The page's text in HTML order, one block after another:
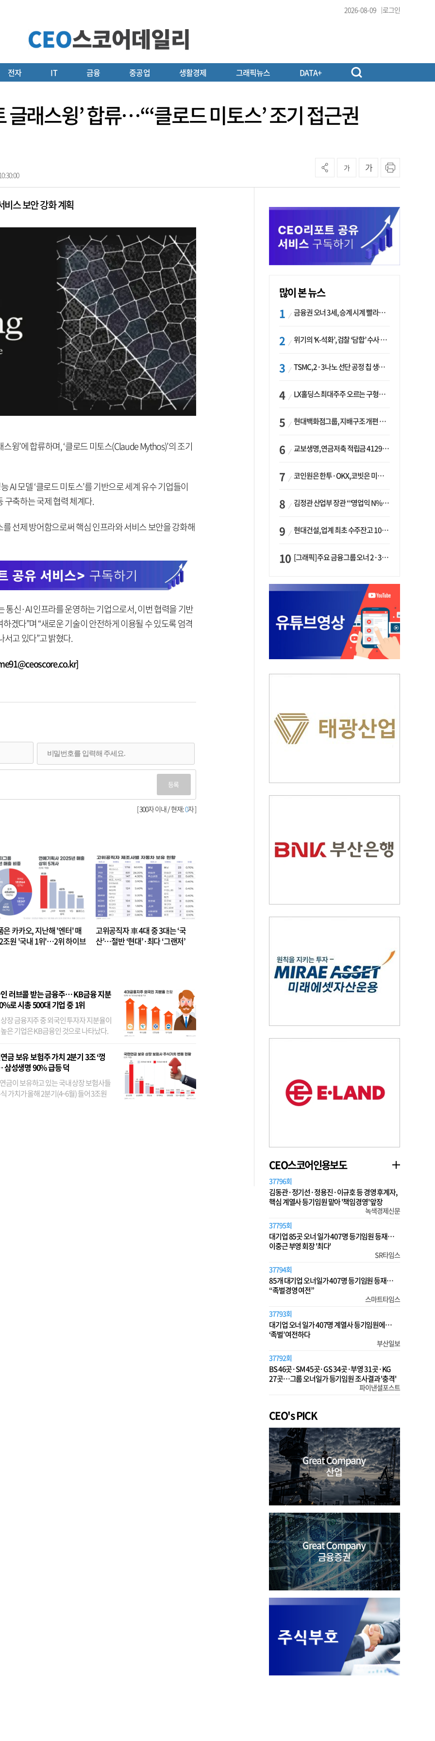
2026-08-09 로그인
전자 IT 금융 중공업 생활경제 그래픽뉴스 DATA+
글래스윙’ 합류…“‘클로드 미토스’ 조기 접근권
가 가
비스 보안 강화 계획
윙’에 합류하며, ‘클로드 미토스(Claude Mythos)’의 조기
AI 모델 ‘클로드 미토스’를 기반으로 세계 유수 기업들이
구축하는 국제 협력 체계다.
선제 방어함으로써 핵심 인프라와 서비스 보안을 강화해
통신·AI 인프라를 운영하는 기업으로서, 이번 협력을 기반
겠다”며 “새로운 기술이 안전하게 이용될 수 있도록 엄격
서고 있다”고 밝혔다.
등록
[ 300자 이내 / 현재:0자 ]
은 카카오, 지난해 '엔터' 매
조원 '국내 1위'…2위 하이브
고위공직자 車 4대 중 3대는 ‘국
산’…절반 ‘현대’·최다 ‘그랜저’
러브콜 받는 금융주… KB금융 지분
로 시총 500대 기업 중 1위
장 금융지주 중 외국인 투자자 지분율이
은 기업은 KB금융인 것으로 나타났다.
다. 특히 KB금융은 지난달 말 기준 해외
자자 지분율이...
금 보유 보험주 가치 2분기 3조 ‘껑
삼성생명 90% 급등 덕
금이 보유하고 있는 국내 상장 보험사들
가치가 올해 2분기(4~6월) 들어 3조원
많이 본 뉴스
금융권 오너 3세, 승계 시계 빨라지나…한국투자 ‘속도’·미래에셋·메리츠는 ‘거리두기’
위기의 ‘K-석화’, 검찰 ‘담합’ 수사 착수…“LG·한화·롯데 등 7개 업체, 8개 제품 가격 담합”
TSMC, 2·3나노 선단 공정 칩 생산 가속화…삼성, 파운드리 확장 변수 맞나
LX홀딩스 최대주주 오르는 구형모 사장…계열사 실적 개선 ‘과제’
현대백화점그룹, 지배구조 개편 작업…지주사 행위제한 요건 해소
교보생명, 연금저축 적립금 4129억 증가 ‘1위’…KB라이프는 최대 감소율
코인원은 한투·OKX, 코빗은 미래에셋…중소 거래소 ‘금융 동맹’ 승부수
김정관 산업부 장관 “‘영업익 N% 성과급’ 지급 반대…주주·투자자 이익 반해”
현대건설, 업계 최초 수주잔고 100조 돌파…하반기 ‘원전’ 수주 드라이브
[그래픽] 주요 금융그룹 오너 2·3세 현황
CEO스코어인용보도
37796회
김동관·정기선·정용진·이규호 등 경영 후계자,
핵심 계열사 등기임원 맡아 '책임경영' 앞장
녹색경제신문
37795회
대기업 85곳 오너 일가 407명 등기임원 등재…
이중근 부영 회장 '최다'
SR타임스
37794회
85개 대기업 오너일가 407명 등기임원 등재…
“족벌경영 여전”
스마트타임스
37793회
대기업 오너 일가 407명 계열사 등기임원에…
‘족벌’ 여전하다
부산일보
37792회
BS 46곳·SM 45곳·GS 34곳·부영 31곳·KG
27곳…그룹 오너일가 등기임원 조사결과 '충격'
파이낸셜포스트
CEO's PICK